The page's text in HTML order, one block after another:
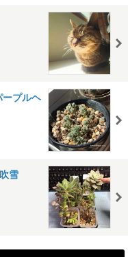
ープルヘ
雪